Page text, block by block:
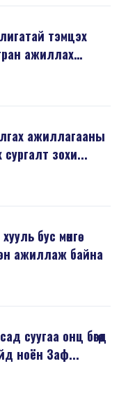
тэмцэх
ажиллах
ажиллагааны
сургалт зохи...
бус мөнгө
ажиллаж байна
суугаа онц бөгөөд
ноён Заф...